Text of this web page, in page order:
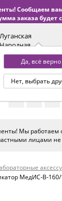
Сообщаем
заказа будет
Луганская
Народная
Республика
Да, всё верно
Нет, выбрать
до 18:00 по Уфе
МСК)
Мы работаем
лицами не
МедИС-В-160/